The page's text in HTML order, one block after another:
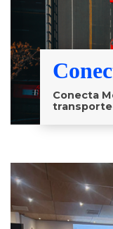
Conecta
transporte